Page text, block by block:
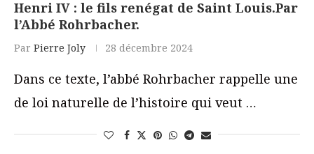
Henri IV : le fils renégat de Saint Louis.Par
l’Abbé Rohrbacher.
Par Pierre Joly 28 décembre 2024
Dans ce texte, l’abbé Rohrbacher rappelle une
de loi naturelle de l’histoire qui veut …